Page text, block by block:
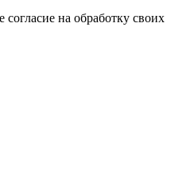
на обработку своих